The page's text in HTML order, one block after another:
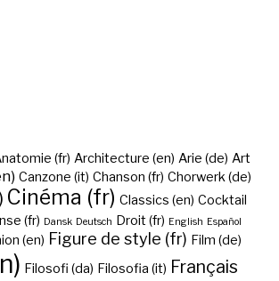
(fr) Architecture (en) Arie (de) Art
Canzone (it) Chanson (fr) Chorwerk (de)
Cinéma (fr) Classics (en) Cocktail
(fr) Dansk Deutsch Droit (fr) English Español
(en) Figure de style (fr) Film (de)
Filosofi (da) Filosofia (it) Français